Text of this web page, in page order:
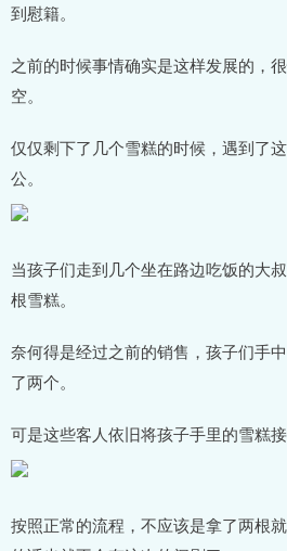
到慰籍。
之前的时候事情确实是这样发展的，
空。
仅仅剩下了几个雪糕的时候，遇到了
公。
当孩子们走到几个坐在路边吃饭的大
根雪糕。
奈何得是经过之前的销售，孩子们手
了两个。
可是这些客人依旧将孩子手里的雪糕接
按照正常的流程，不应该是拿了两根